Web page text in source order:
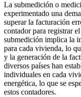
La submedición o
experimentado una
superar la facturación
contador para registrar
submedición implica la
para cada vivienda, lo
y la generación de la
diversos países han
individuales en cada
energética, lo que se
estos contadores.